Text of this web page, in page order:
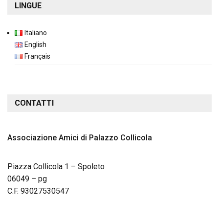
LINGUE
Italiano
English
Français
CONTATTI
Associazione Amici di Palazzo Collicola
Piazza Collicola 1 – Spoleto
06049 – pg
C.F. 93027530547